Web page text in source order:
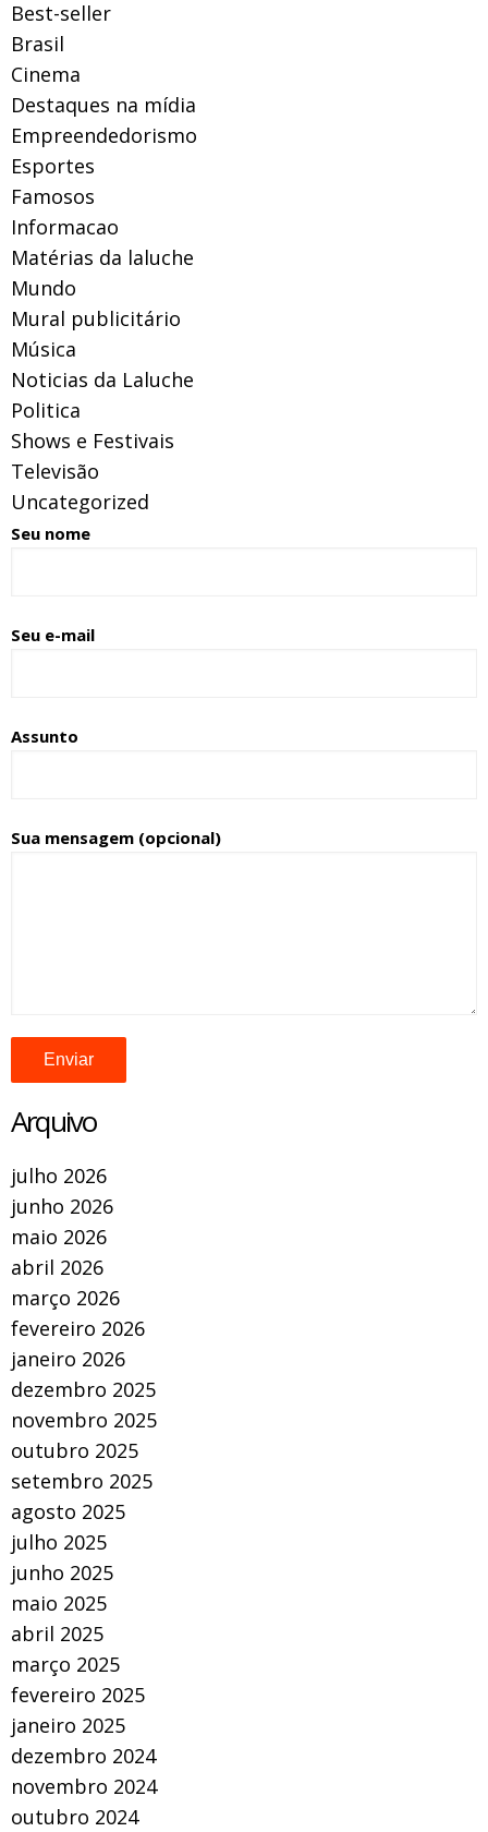
Best-seller
Brasil
Cinema
Destaques na mídia
Empreendedorismo
Esportes
Famosos
Informacao
Matérias da laluche
Mundo
Mural publicitário
Música
Noticias da Laluche
Politica
Shows e Festivais
Televisão
Uncategorized
Seu nome
Seu e-mail
Assunto
Sua mensagem (opcional)
Arquivo
julho 2026
junho 2026
maio 2026
abril 2026
março 2026
fevereiro 2026
janeiro 2026
dezembro 2025
novembro 2025
outubro 2025
setembro 2025
agosto 2025
julho 2025
junho 2025
maio 2025
abril 2025
março 2025
fevereiro 2025
janeiro 2025
dezembro 2024
novembro 2024
outubro 2024